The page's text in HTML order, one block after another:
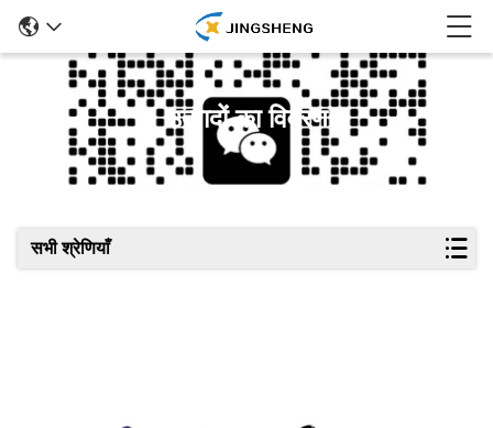
उत्पादों का विवरण
सभी श्रेणियाँ